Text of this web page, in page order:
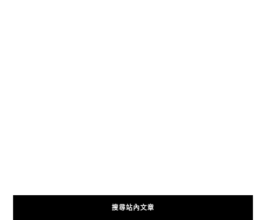
搜尋站內文章